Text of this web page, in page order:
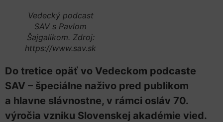
Vedecký podcast
SAV s Pavlom
Šajgalíkom. Zdroj:
https://www.sav.sk
Do tretice opäť vo Vedeckom podcaste
SAV – špeciálne naživo pred publikom
a hlavne slávnostne, v rámci osláv 70.
výročia vzniku Slovenskej akadémie vied.